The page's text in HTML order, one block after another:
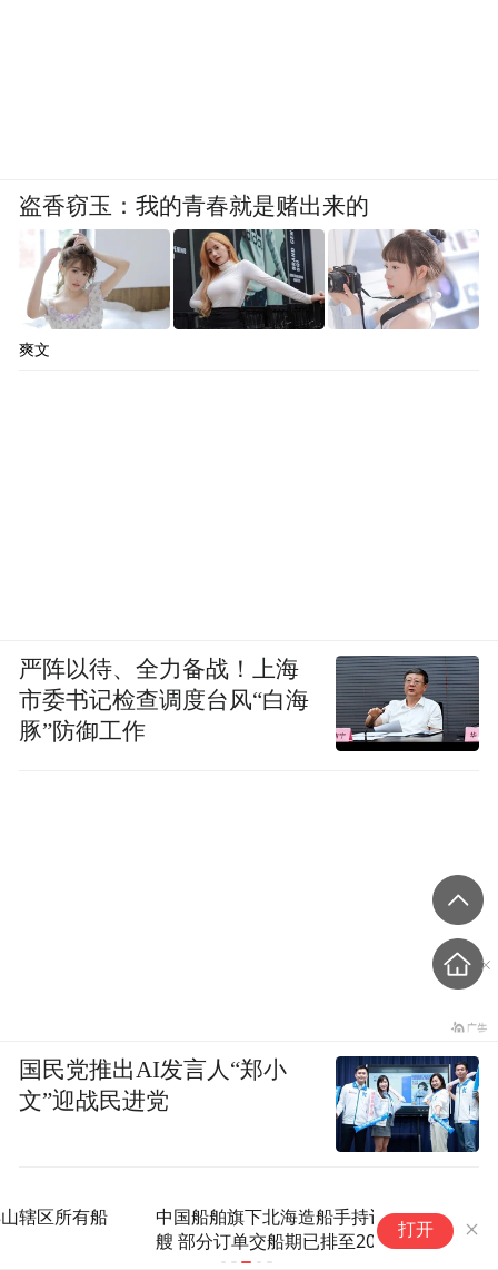
中国船舶旗下北海造船手持订单突破100
艘 部分订单交船期已排至2030年
打开
盗香窃玉：我的青春就是赌出来的
爽文
严阵以待、全力备战！上海
市委书记检查调度台风“白海
豚”防御工作
国民党推出AI发言人“郑小
文”迎战民进党